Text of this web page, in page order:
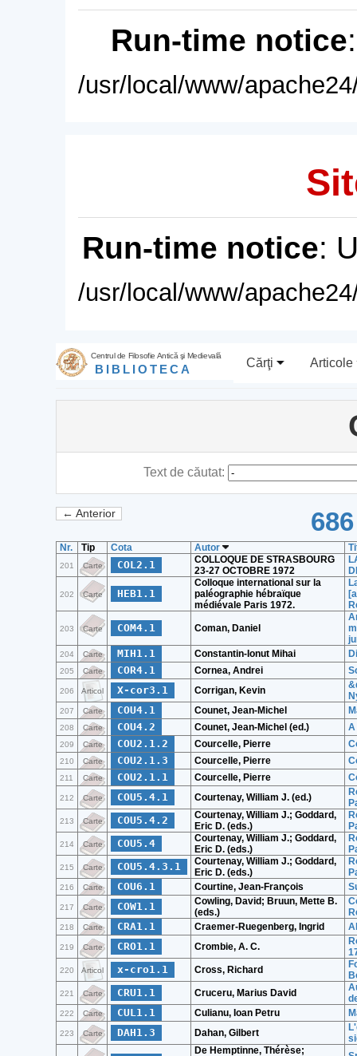
Run-time notice
/usr/local/www/
Run-time notice:
/usr/local/www/
Centrul de Filosofie Antică şi Medievală
BIBLIOTECA Cărţi Articole
Text de căutat:
← Anterior
Nr. Tip Cota Autor
201 Carte COL2.1
COLLOQUE DE STRASBOURG
23-27 OCTOBRE 1972
202 Carte HEB1.1
Colloque international sur la
paléographie hébraïque
médiévale Paris 1972.
203 Carte COM4.1 Coman, Daniel
204 Carte MIH1.1 Constantin-Ionut Mihai
205 Carte COR4.1 Cornea, Andrei
206 Articol X-cor3.1 Corrigan, Kevin
207 Carte COU4.1 Counet, Jean-Michel
208 Carte COU4.2 Counet, Jean-Michel (ed.) A
209 Carte COU2.1.2 Courcelle, Pierre
210 Carte COU2.1.3 Courcelle, Pierre
211 Carte COU2.1.1 Courcelle, Pierre
212 Carte COU5.4.1 Courtenay, William J. (ed.)
213 Carte COU5.4.2
Courtenay, William J.; Goddard,
Eric D. (eds.)
214 Carte COU5.4
Courtenay, William J.; Goddard,
Eric D. (eds.)
215 Carte COU5.4.3.1
Courtenay, William J.; Goddard,
Eric D. (eds.)
216 Carte COU6.1 Courtine, Jean-François
217 Carte COW1.1
Cowling, David; Bruun, Mette B.
(eds.)
218 Carte CRA1.1 Craemer-Ruegenberg, Ingrid
219 Carte CRO1.1 Crombie, A. C.
220 Articol x-cro1.1 Cross, Richard
221 Carte CRU1.1 Cruceru, Marius David
222 Carte CUL1.1 Culianu, Ioan Petru
223 Carte DAH1.3 Dahan, Gilbert
De Hemptinne, Thérèse;